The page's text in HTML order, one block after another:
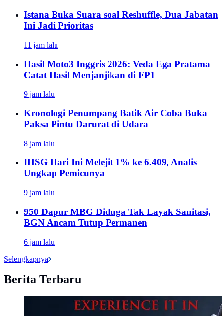
Istana Buka Suara soal Reshuffle, Dua Jabatan
Ini Jadi Prioritas
11 jam lalu
Hasil Moto3 Inggris 2026: Veda Ega Pratama
Catat Hasil Menjanjikan di FP1
9 jam lalu
Kronologi Penumpang Batik Air Coba Buka
Paksa Pintu Darurat di Udara
8 jam lalu
IHSG Hari Ini Melejit 1% ke 6.409, Analis
Ungkap Pemicunya
9 jam lalu
950 Dapur MBG Diduga Tak Layak Sanitasi,
BGN Ancam Tutup Permanen
6 jam lalu
Selengkapnya
Berita Terbaru